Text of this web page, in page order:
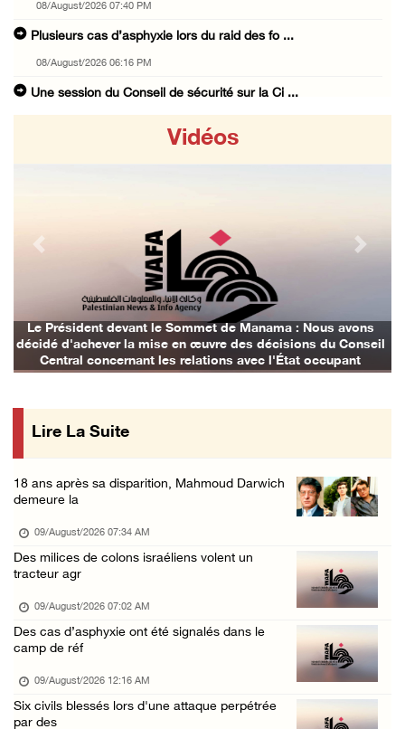
08/August/2026 07:40 PM
Plusieurs cas d’asphyxie lors du raid des fo ...
08/August/2026 06:16 PM
Une session du Conseil de sécurité sur la Ci ...
08/August/2026 02:54 PM
Le Président reçoit le conseil municipal de ...
08/August/2026 02:21 PM
L’occupation continue de ravager des terres ...
08/August/2026 12:16 PM
Des colons terroristes attaquent une maison ...
Les forces d’occupation mènent des enquêtes ...
L’occupation installe un poste de contrôle m ...
08/August/2026 09:45 AM
3 blessés par des balles d’occupation au nor ...
08/August/2026 09:20 AM
Vidéos
Le Président devant le Sommet de Manama : Nous avons
décidé d'achever la mise en œuvre des décisions du Conseil
Central concernant les relations avec l'État occupant
Previous Next
Lire La Suite
18 ans après sa disparition, Mahmoud Darwich
demeure la
09/August/2026 07:34 AM
Des milices de colons israéliens volent un
tracteur agr
09/August/2026 07:02 AM
Des cas d’asphyxie ont été signalés dans le
camp de réf
09/August/2026 12:16 AM
Six civils blessés lors d'une attaque perpétrée
par des